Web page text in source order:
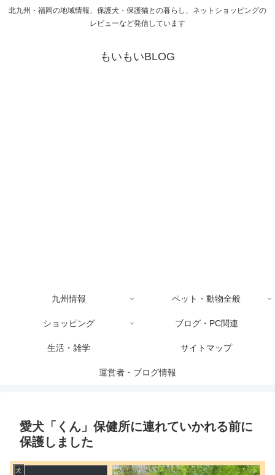
北九州・福岡の地域情報、保護犬・保護猫との暮らし、ネットショッピングの
レビューなど発信しています
もいもいBLOG
九州情報 ペット・動物全般
ショッピング ブログ・PC関連
生活・雑学 サイトマップ
運営者・ブログ情報
愛犬「くん」保健所に連れていかれる前に
保護しました
犬